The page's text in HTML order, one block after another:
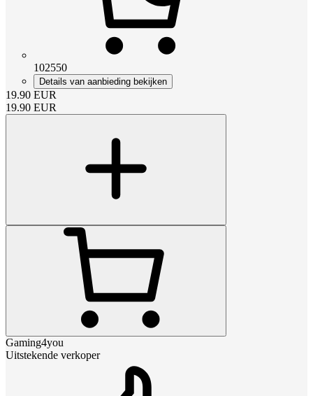
102550
Details van aanbieding bekijken
19.90 EUR
19.90 EUR
Gaming4you
Uitstekende verkoper